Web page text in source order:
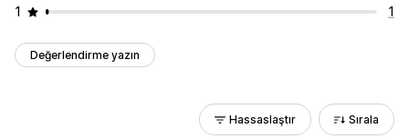
1
1
Değerlendirme yazın
Hassaslaştır Sırala